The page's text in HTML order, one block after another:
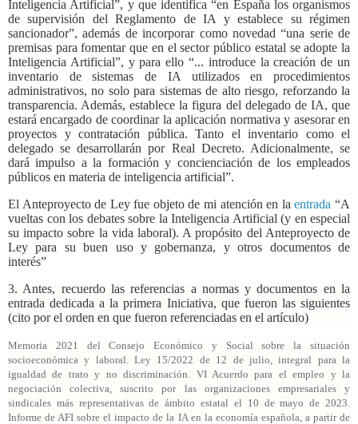
Inteligencia Artificial”, y que identifica “en España los organismos
de supervisión del Reglamento de IA y establece su régimen
sancionador”, además de incorporar como novedad “una serie de
premisas para fomentar que en el sector público estatal se adopte la
Inteligencia Artificial”, y para ello “... introduce la creación de un
inventario de sistemas de IA utilizados en procedimientos
administrativos, no solo para sistemas de alto riesgo, reforzando la
transparencia. Además, establece la figura del delegado de IA, que
estará encargado de coordinar la aplicación normativa y asesorar en
proyectos y contratación pública. Tanto el inventario como el
delegado se desarrollarán por Real Decreto. Adicionalmente, se
dará impulso a la formación y concienciación de los empleados
públicos en materia de inteligencia artificial”.
El Anteproyecto de Ley fue objeto de mi atención en laentrada“A
vueltas con los debates sobre la Inteligencia Artificial (y en especial
su impacto sobre la vida laboral). A propósito del Anteproyecto de
Ley para su buen uso y gobernanza, y otros documentos de
interés”
3. Antes, recuerdo las referencias a normas y documentos en la
entrada dedicada a la primera Iniciativa, que fueron las siguientes
(cito por el orden en que fueron referenciadas en el artículo)
Memoria 2021 del Consejo Económico y Social sobre la situación
socioeconómica y laboral. Ley 15/2022 de 12 de julio, integral para la
igualdad de trato y no discriminación. VI Acuerdo para el empleo y la
negociación colectiva, suscrito por las organizaciones empresariales y
sindicales más representativas de ámbito estatal el 10 de mayo de 2023.
Informe de AFI sobre el impacto de la IA en la economía española, a partir de